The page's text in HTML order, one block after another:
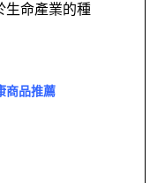
生命產業的種
商品推薦